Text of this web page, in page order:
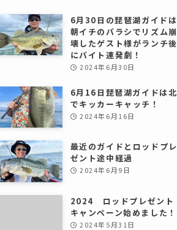
6月30日の琵琶湖ガイドは
朝イチのバラシでリズム崩
壊したゲスト様がランチ後
にバイト連発劇！
2024年6月30日
6月16日琵琶湖ガイドは北
でキッカーキャッチ！
2024年6月16日
最近のガイドとロッドプレ
ゼント途中経過
2024年6月9日
2024 ロッドプレゼント
キャンペーン始めました！
2024年5月31日